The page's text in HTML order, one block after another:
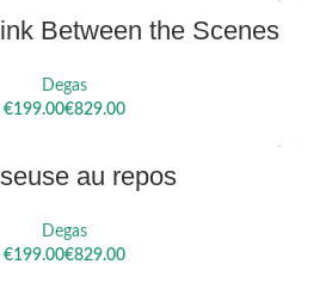
Between the Scenes
Degas
€
€
au repos
Degas
€
€